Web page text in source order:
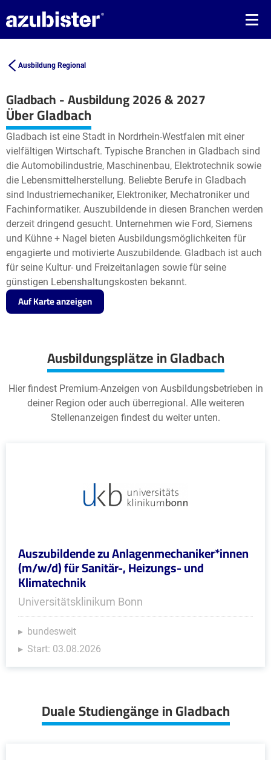
Ausbildung Regional
Gladbach - Ausbildung 2026 & 2027
+
−
Leaflet | © OpenStreetMap2
Über Gladbach
Gladbach ist eine Stadt in Nordrhein-Westfalen mit einer
vielfältigen Wirtschaft. Typische Branchen in Gladbach sind
die Automobilindustrie, Maschinenbau, Elektrotechnik sowie
die Lebensmittelherstellung. Beliebte Berufe in Gladbach
sind Industriemechaniker, Elektroniker, Mechatroniker und
Fachinformatiker. Auszubildende in diesen Branchen werden
derzeit dringend gesucht. Unternehmen wie Ford, Siemens
und Kühne + Nagel bieten Ausbildungsmöglichkeiten für
engagierte und motivierte Auszubildende. Gladbach ist auch
für seine Kultur- und Freizeitanlagen sowie für seine
günstigen Lebenshaltungskosten bekannt.
Auf Karte anzeigen
Ausbildungsplätze in Gladbach
Hier findest Premium-Anzeigen von Ausbildungsbetrieben in
deiner Region oder auch überregional. Alle weiteren
Stellenanzeigen findest du weiter unten.
Auszubildende zu Anlagenmechaniker*innen
(m/w/d) für Sanitär-, Heizungs- und
Klimatechnik
Universitätsklinikum Bonn
bundesweit
Start: 03.08.2026
Duale Studiengänge in Gladbach